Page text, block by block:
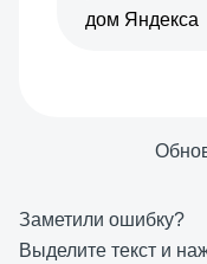
дом Яндекса
Заметили ошибку?
Выделите текст и